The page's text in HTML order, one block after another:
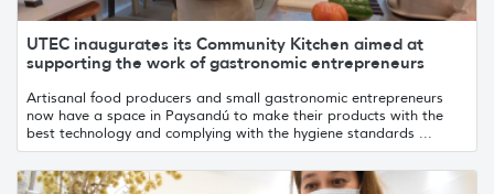
UTEC inaugurates its Community Kitchen aimed at
supporting the work of gastronomic entrepreneurs
Artisanal food producers and small gastronomic entrepreneurs
now have a space in Paysandú to make their products with the
best technology and complying with the hygiene standards ...